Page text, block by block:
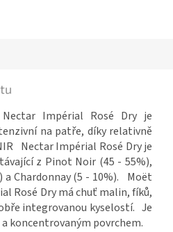
Impérial Rosé Dry je
na patře, díky relativně
Nectar Impérial Rosé Dry je
z Pinot Noir (45 - 55%),
Chardonnay (5 - 10%).
Moët
Rosé Dry má chuť malin, fíků,
integrovanou kyselostí. Je
koncentrovaným povrchem.